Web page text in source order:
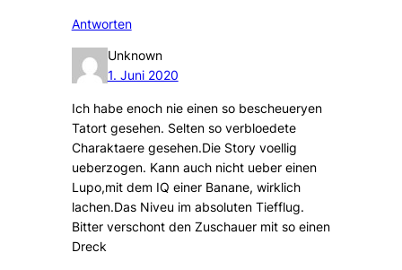
Antworten
Unknown
1. Juni 2020
Ich habe enoch nie einen so bescheueryen
Tatort gesehen. Selten so verbloedete
Charaktaere gesehen.Die Story voellig
ueberzogen. Kann auch nicht ueber einen
Lupo,mit dem IQ einer Banane, wirklich
lachen.Das Niveu im absoluten Tiefflug.
Bitter verschont den Zuschauer mit so einen
Dreck